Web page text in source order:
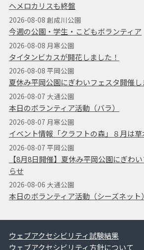
ヘメロカリスも終盤
2026-08-08 創成川公園
今週の公園・学生・こどもボランティア
2026-08-08 月寒公園
タイタンビカスが開花しました！
2026-08-08 平岡公園
夏休み平岡公園にぎわいフェスタ開催し
2026-08-07 大通公園
本日のボランティア活動（バラ）
2026-08-07 月寒公園
イベント情報「クラフトの森」８月は草
2026-08-07 平岡公園
【8月8日開催】夏休み平岡公園にぎわ
らせ
2026-08-06 大通公園
本日のボランティア活動（シーズネット）
ウェブアクセシビリティ試験結果
ウェブアクセシビリティ方針について